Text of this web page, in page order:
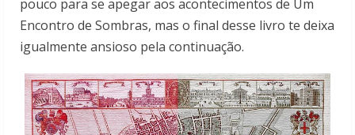
pouco para se apegar aos acontecimentos de Um
Encontro de Sombras, mas o final desse livro te deixa
igualmente ansioso pela continuação.